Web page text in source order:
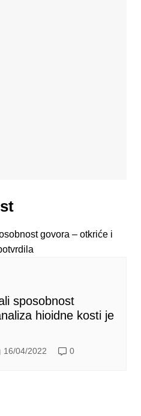
sposobnost
hioidne kosti je
16/04/2022 0